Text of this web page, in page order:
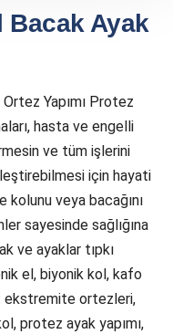
Bacak Ayak
Yapımı Protez
hasta ve engelli
ve tüm işlerini
için hayati
kolunu veya bacağını
sayesinde sağlığına
ve ayaklar tıpkı
el, biyonik kol, kafo
ekstremite ortezleri,
protez ayak yapımı,